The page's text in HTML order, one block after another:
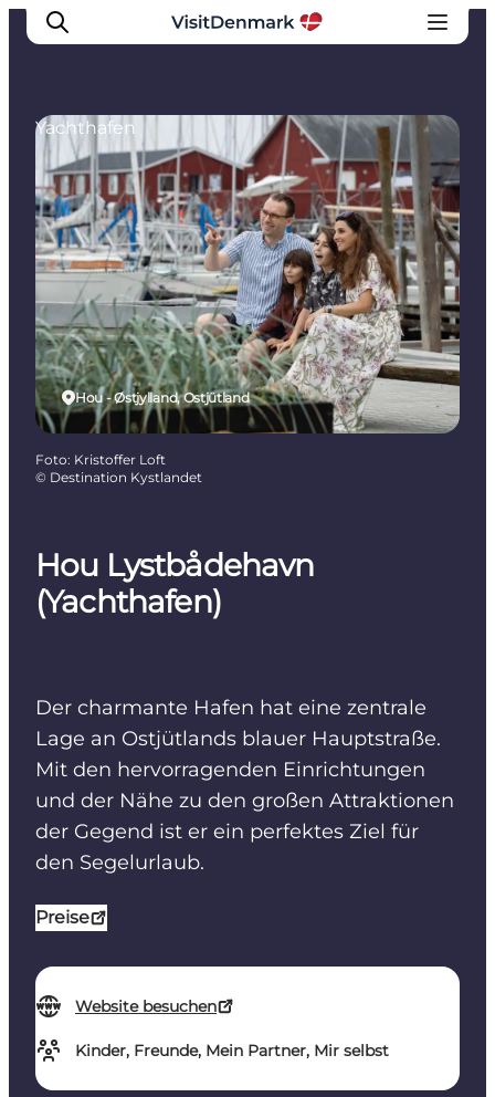
Inspiration
Regionen
Erlebnisse
Unterkünfte
Reiseplanung
Hou Lystbådehavn
(Yachthafen)
Der charmante Hafen hat eine zentrale
Lage an Ostjütlands blauer Hauptstraße.
Mit den hervorragenden Einrichtungen
und der Nähe zu den großen Attraktionen
der Gegend ist er ein perfektes Ziel für
den Segelurlaub.
Preise
Website besuchen
Kinder, Freunde, Mein Partner, Mir selbst
Hou - Østjylland, Ostjütland
Yachthafen
Foto: Kristoffer Loft
© Destination Kystlandet